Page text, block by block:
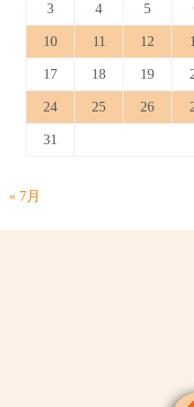
3 4 5
10 11 12
17 18 19
24 25 26
31
« 7月